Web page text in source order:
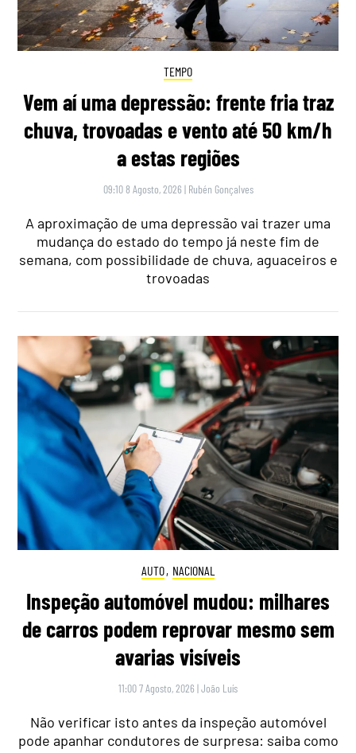
TEMPO
Vem aí uma depressão: frente fria traz
chuva, trovoadas e vento até 50 km/h
a estas regiões
09:10 8 Agosto, 2026 | Rubén Gonçalves
A aproximação de uma depressão vai trazer uma
mudança do estado do tempo já neste fim de
semana, com possibilidade de chuva, aguaceiros e
trovoadas
AUTO, NACIONAL
Inspeção automóvel mudou: milhares
de carros podem reprovar mesmo sem
avarias visíveis
11:00 7 Agosto, 2026 |João Luís
Não verificar isto antes da inspeção automóvel
pode apanhar condutores de surpresa: saiba como